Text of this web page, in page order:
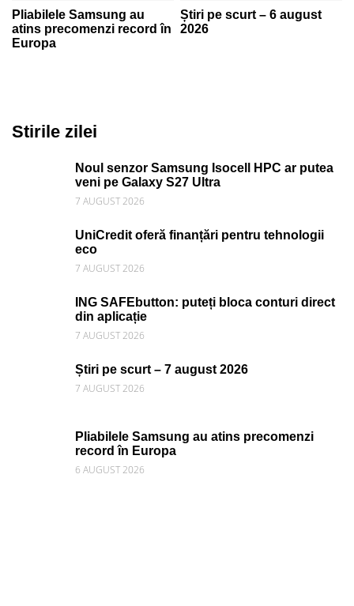
Pliabilele Samsung au
atins precomenzi record în
Europa
Știri pe scurt – 6 august
2026
Stirile zilei
Noul senzor Samsung Isocell HPC ar putea
veni pe Galaxy S27 Ultra
7 AUGUST 2026
UniCredit oferă finanțări pentru tehnologii
eco
7 AUGUST 2026
ING SAFEbutton: puteți bloca conturi direct
din aplicație
7 AUGUST 2026
Știri pe scurt – 7 august 2026
7 AUGUST 2026
Pliabilele Samsung au atins precomenzi
record în Europa
6 AUGUST 2026